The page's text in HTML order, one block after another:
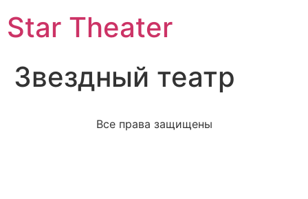
Star Theater
Звездный театр
Все права защищены